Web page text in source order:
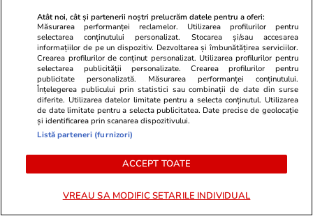
PARTENERI
Atât noi, cât și partenerii noștri prelucrăm datele pentru a oferi:
Măsurarea performanței reclamelor. Utilizarea profilurilor pentru
selectarea conținutului personalizat. Stocarea și/sau accesarea
informațiilor de pe un dispozitiv. Dezvoltarea și îmbunătățirea serviciilor.
Crearea profilurilor de conținut personalizat. Utilizarea profilurilor pentru
selectarea publicității personalizate. Crearea profilurilor pentru
publicitate personalizată. Măsurarea performanței conținutului.
Înțelegerea publicului prin statistici sau combinații de date din surse
diferite. Utilizarea datelor limitate pentru a selecta conținutul. Utilizarea
de date limitate pentru a selecta publicitatea. Date precise de geolocație
și identificarea prin scanarea dispozitivului.
Listă parteneri (furnizori)
ACCEPT TOATE
VREAU SA MODIFIC SETARILE INDIVIDUAL